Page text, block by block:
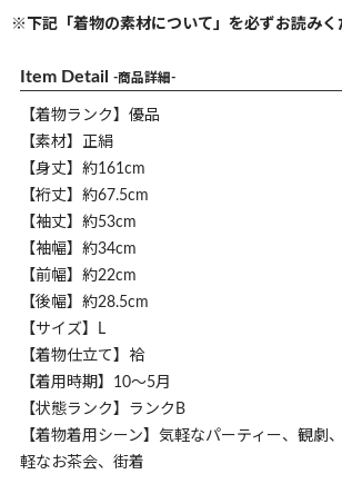
※下記「着物の素材について」を必ずお読みく
Item Detail -商品詳細-
【着物ランク】優品
【素材】正絹
【身丈】約161cm
【裄丈】約67.5cm
【袖丈】約53cm
【袖幅】約34cm
【前幅】約22cm
【後幅】約28.5cm
【サイズ】L
【着物仕立て】袷
【着用時期】10～5月
【状態ランク】ランクB
【着物着用シーン】気軽なパーティー、観劇
軽なお茶会、街着